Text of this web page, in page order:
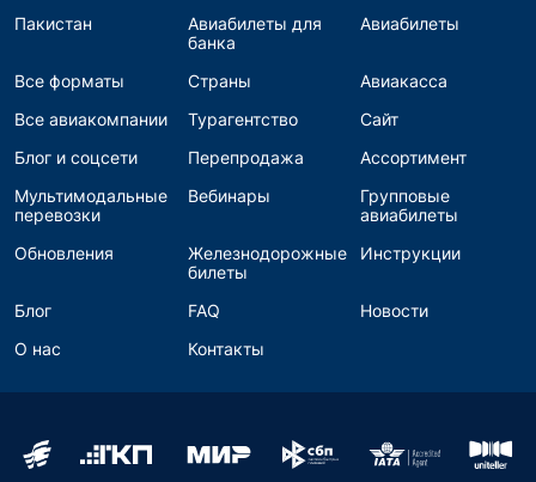
Пакистан
Авиабилеты для
банка
Авиабилеты
Все форматы Страны
Авиакасса
Все авиакомпании
Турагентство
Сайт
Блог и соцсети
Перепродажа
Ассортимент
Мультимодальные
перевозки
Вебинары
Групповые
авиабилеты
Обновления
Железнодорожные
билеты
Инструкции
Блог FAQ
Новости
О нас
Контакты